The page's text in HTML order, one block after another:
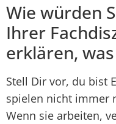
Wie würden
Ihrer
erklären,
Stell Dir vor, du bist
spielen nicht immer
Wenn sie arbeiten,